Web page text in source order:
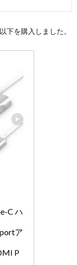
下を購入しました。
C ハ
ア
P